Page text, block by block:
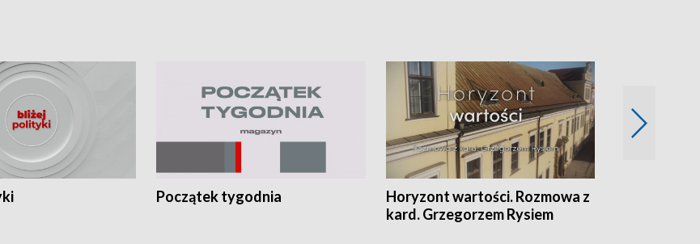
Początek tygodnia
Horyzont wartości. Rozmowa z
kard. Grzegorzem Rysiem